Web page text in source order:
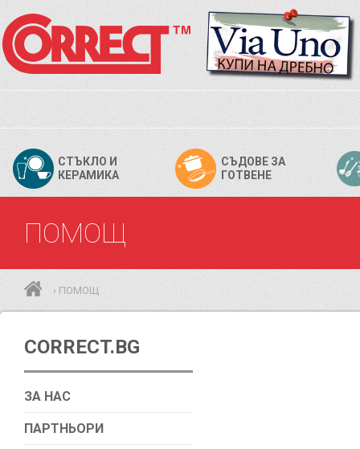
СТЪКЛО И
КЕРАМИКА
СЪДОВЕ ЗА
ГОТВЕНЕ
ПОМОЩ
› ПОМОЩ
CORRECT.BG
ЗА НАС
ПАРТНЬОРИ